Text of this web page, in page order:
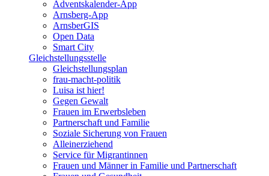
Adventskalender-App
Arnsberg-App
ArnsberGIS
Open Data
Smart City
Gleichstellungsstelle
Gleichstellungsplan
frau-macht-politik
Luisa ist hier!
Gegen Gewalt
Frauen im Erwerbsleben
Partnerschaft und Familie
Soziale Sicherung von Frauen
Alleinerziehend
Service für Migrantinnen
Frauen und Männer in Familie und Partnerschaft